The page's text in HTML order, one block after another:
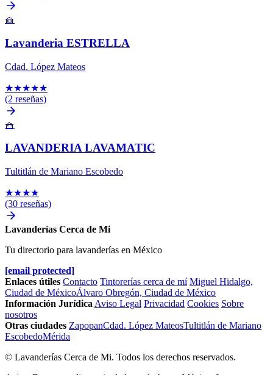
🧺
Lavanderia ESTRELLA
Cdad. López Mateos
★★★★★
(2 reseñas)
🧺
LAVANDERIA LAVAMATIC
Tultitlán de Mariano Escobedo
★★★★
(30 reseñas)
Lavanderías Cerca de Mi
Tu directorio para lavanderías en México
[email protected]
Enlaces útiles Contacto Tintorerías cerca de mí Miguel Hidalgo,
Ciudad de MéxicoÁlvaro Obregón, Ciudad de México
Información Jurídica Aviso Legal Privacidad Cookies Sobre
nosotros
Otras ciudades ZapopanCdad. López MateosTultitlán de Mariano
EscobedoMérida
© Lavanderías Cerca de Mi. Todos los derechos reservados.